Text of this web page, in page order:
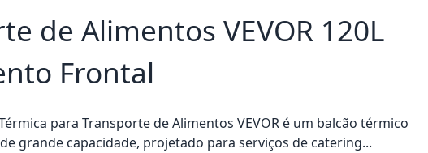
de Alimentos VEVOR 120L
Frontal
para Transporte de Alimentos VEVOR é um balcão térmico
grande capacidade, projetado para serviços de catering...